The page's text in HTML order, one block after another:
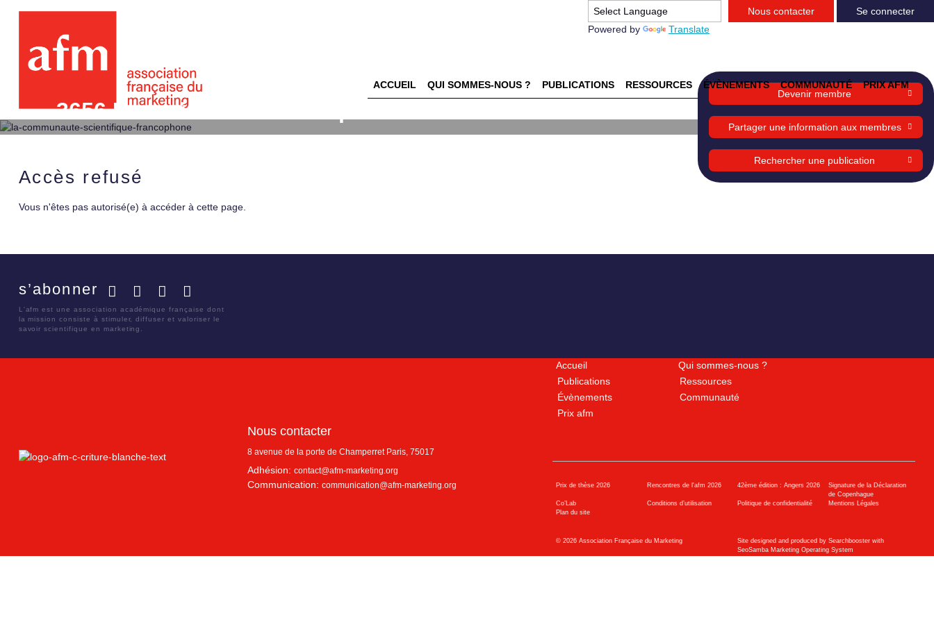
Powered by Translate
Nous contacter Se connecter
ACCUEIL QUI SOMMES-NOUS ? PUBLICATIONS RESSOURCES ÉVÈNEMENTS COMMUNAUTÉ PRIX AFM
3656 Revenir aux sources pour de nouvelles
interrogations
Devenir membre
Partager une information aux membres
Rechercher une publication
Accès refusé
Vous n'êtes pas autorisé(e) à accéder à cette page.
s’abonner
L'afm est une association académique française dont
la mission consiste à stimuler, diffuser et valoriser le
savoir scientifique en marketing.
Nous contacter
8 avenue de la porte de Champerret Paris, 75017
Adhésion: contact@afm-marketing.org
Communication: communication@afm-marketing.org
Accueil
Qui sommes-nous ?
Publications
Ressources
Évènements
Communauté
Prix afm
Prix de thèse 2026 Rencontres de l'afm 2026 42ème édition : Angers 2026
Signature de la Déclaration
de Copenhague
Co’Lab
Conditions d’utilisation Politique de confidentialité
Mentions Légales
Plan du site
© 2026Association Française du Marketing
Site designed and produced by Searchbooster with
SeoSamba Marketing Operating System